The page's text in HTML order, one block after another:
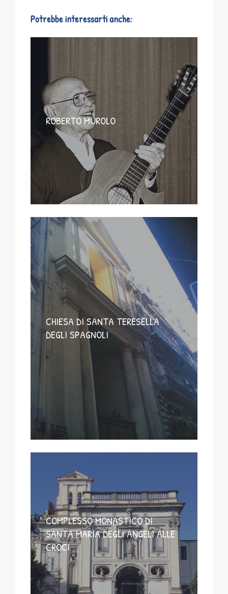
Potrebbe interessarti anche:
ROBERTO MUROLO
CHIESA DI SANTA TERESELLA
DEGLI SPAGNOLI
COMPLESSO MONASTICO DI
SANTA MARIA DEGLI ANGELI ALLE
CROCI